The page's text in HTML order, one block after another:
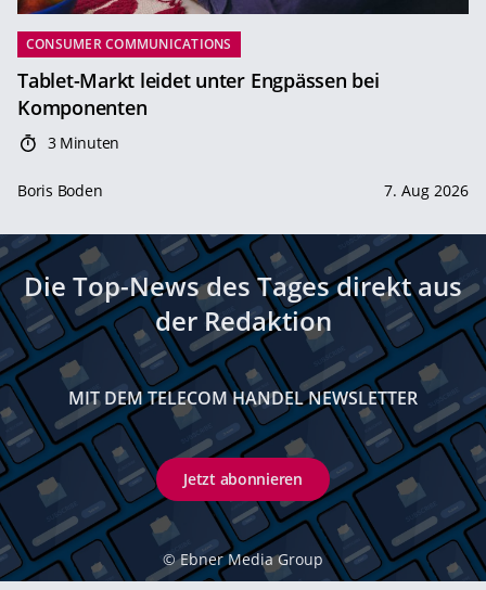
CONSUMER COMMUNICATIONS
Tablet-Markt leidet unter Engpässen bei
Komponenten
3 Minuten
Boris Boden 7. Aug 2026
Die Top-News des Tages direkt aus
der Redaktion
MIT DEM TELECOM HANDEL NEWSLETTER
Jetzt abonnieren
© Ebner Media Group